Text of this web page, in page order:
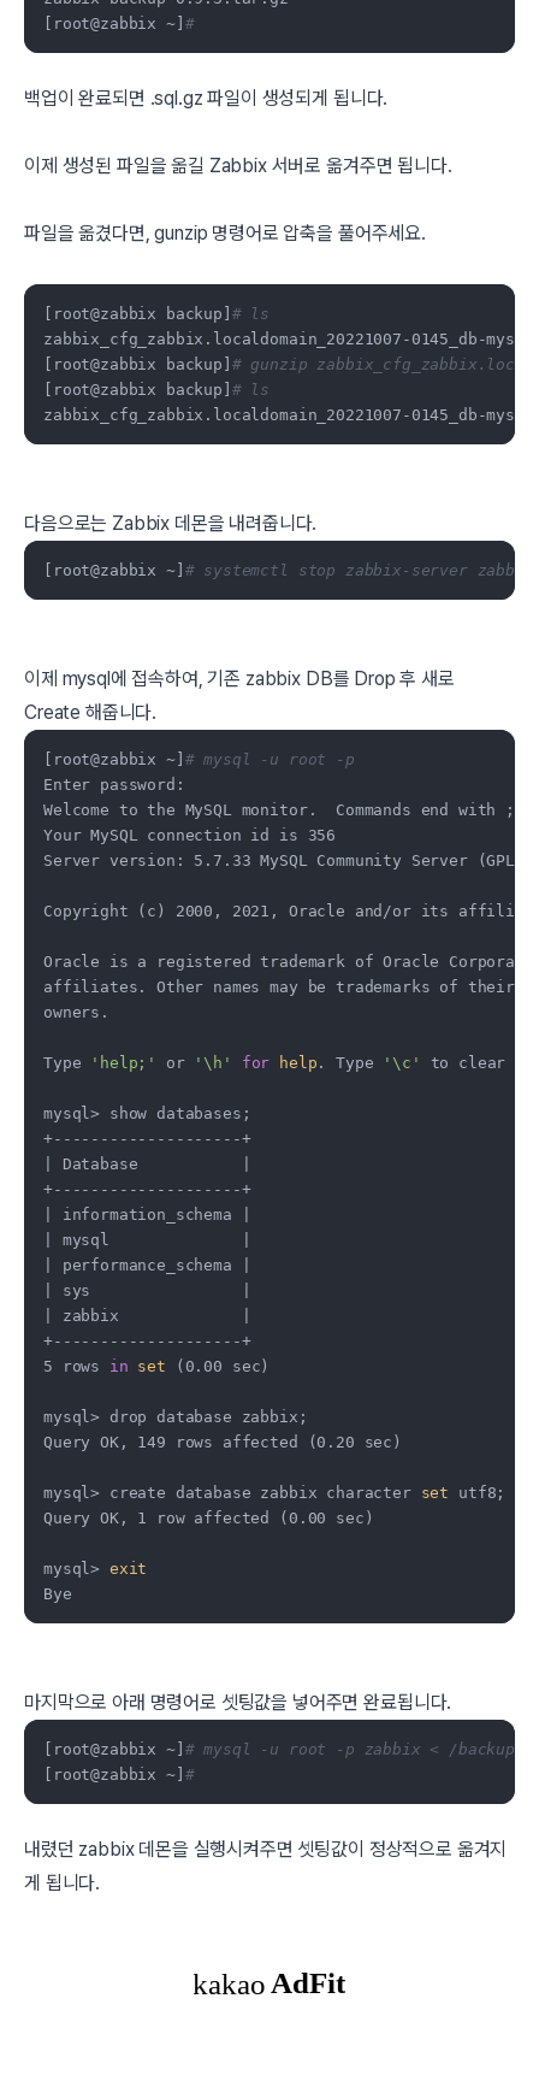
[root@zabbix ~] #
백업이 완료되면 .sql.gz 파일이 생성되게 됩니다.
이제 생성된 파일을 옮길 Zabbix 서버로 옮겨주면 됩니다.
파일을 옮겼다면, gunzip 명령어로 압축을 풀어주세요.
[root@zabbix backup] # ls
zabbix_cfg_zabbix.localdomain_20221007-0145_db-
[root@zabbix backup] # gunzip
[root@zabbix backup] # ls
zabbix_cfg_zabbix.localdomain_20221007-0145_db-
다음으로는 Zabbix 데몬을 내려줍니다.
[root@zabbix ~] # systemctl stop zabbix-server
이제 mysql에 접속하여, 기존 zabbix DB를 Drop 후 새로
Create 해줍니다.
[root@zabbix ~] # mysql -u root -p
Enter password:
Welcome to the MySQL monitor.  Commands end with ;
Your MySQL connection id is 356
Server version: 5.7.33 MySQL Community Server (GPL)
Copyright (c) 2000, 2021, Oracle and/or its
Oracle is a registered trademark of Oracle
affiliates. Other names may be trademarks of their
owners.
Type 'help;' or '\h' for help . Type '\c' to clear
mysql> show databases;
+--------------------+
| Database           |
+--------------------+
| information_schema |
| mysql              |
| performance_schema |
| sys                |
| zabbix             |
+--------------------+
5 rows in set (0.00 sec)
mysql> drop database zabbix;
Query OK, 149 rows affected (0.20 sec)
mysql> create database zabbix character set utf8;
Query OK, 1 row affected (0.00 sec)
mysql> exit
Bye
마지막으로 아래 명령어로 셋팅값을 넣어주면 완료됩니다.
[root@zabbix ~] # mysql -u root -p zabbix < /backup/
[root@zabbix ~] #
내렸던 zabbix 데몬을 실행시켜주면 셋팅값이 정상적으로 옮겨지
게 됩니다.